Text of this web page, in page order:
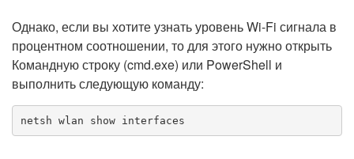
Однако, если вы хотите узнать уровень Wi-Fi сигнала в
процентном соотношении, то для этого нужно открыть
Командную строку (cmd.exe) или PowerShell и
выполнить следующую команду:
netsh wlan show interfaces